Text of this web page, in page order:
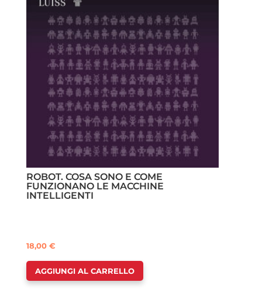
ROBOT. COSA SONO E COME
FUNZIONANO LE MACCHINE
INTELLIGENTI
18,00€
AGGIUNGI AL CARRELLO